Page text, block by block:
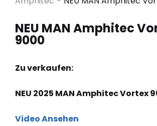
NEU MAN Amphitec
9000
Zu verkaufen:
NEU 2025 MAN Amphitec Vortex
Video Ansehen